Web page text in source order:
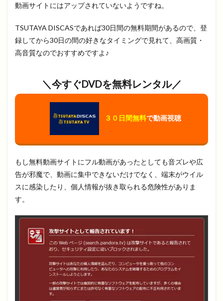
動画サイトにはアップされていないようですね。
TSUTAYA DISCASであれば30日間の無料期間があるので、登
録してから30日の間の好きなタイミングで見れて、高画質・
高音質なのでおすすめですよ♪
＼今すぐDVDを無料レンタル／
３０日間無料で動画視聴
もし無料動画サイトにフル動画があったとしても音ズレや広
告が邪魔で、動画に集中できないだけでなく、端末がウイル
スに感染したり、個人情報が抜き取られる危険性がありま
す。